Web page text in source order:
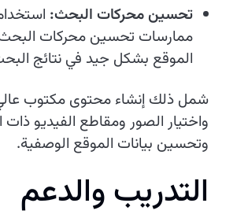
تحسين محركات البحث:
ممارسات تحسين محركات
الموقع بشكل جيد في نتائج
شمل ذلك إنشاء محتوى مكتوب
واختيار الصور ومقاطع الفيديو ذات
وتحسين بيانات الموقع الوصفية.
التدريب والدعم